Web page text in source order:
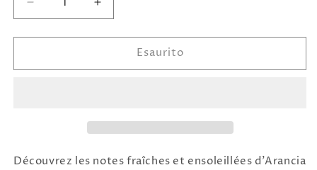
Diminuisci
quantità
per
pour
ACQUA
Aumenta
quantità
per
pour
ACQUA
Esaurito
Découvrez les notes fraîches et ensoleillées d'Arancia